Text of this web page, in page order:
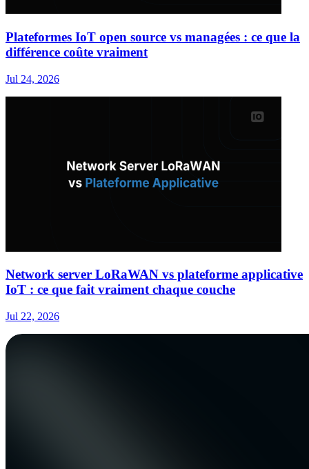
Plateformes IoT open source vs managées : ce que la
différence coûte vraiment
Jul 24, 2026
Network server LoRaWAN vs plateforme applicative
IoT : ce que fait vraiment chaque couche
Jul 22, 2026